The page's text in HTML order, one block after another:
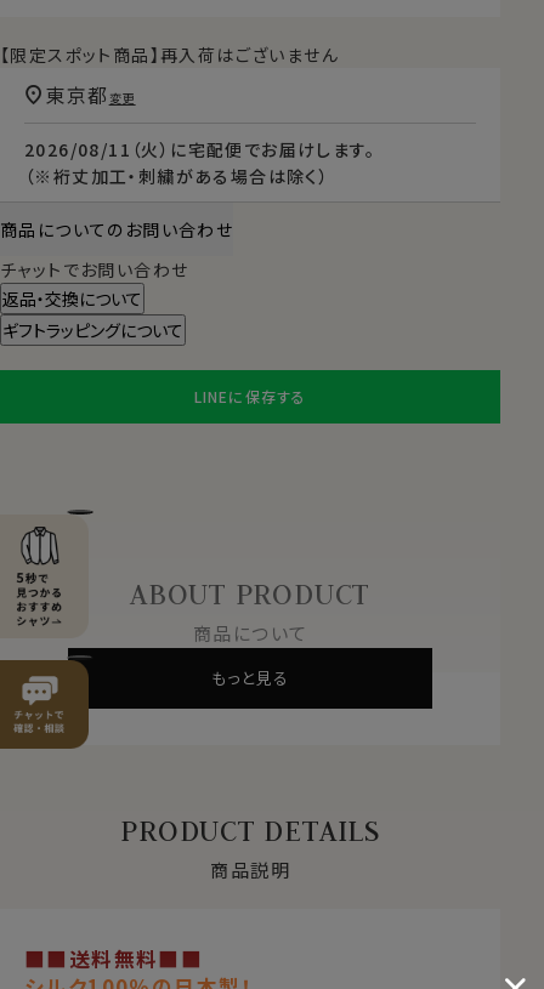
【限定スポット商品】再入荷はございません
2026/08/11（火） に宅配便 でお届けします。
（※裄丈加工・刺繍がある場合は除く）
東京都 変更
商品についてのお問い合わせ
チャットでお問い合わせ
返品・交換について
ギフトラッピングについて
LINEに保存する
ABOUT PRODUCT
商品について
もっと見る
PRODUCT DETAILS
商品説明
■■送料無料■■